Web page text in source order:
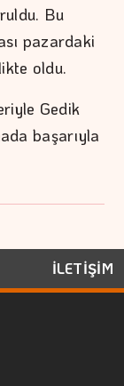
Bu
pazardaki
oldu.
Gedik
başarıyla
İLETİŞİM